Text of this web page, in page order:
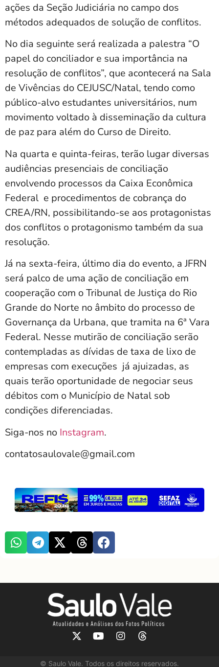
ações da Seção Judiciária no campo dos
métodos adequados de solução de conflitos.
No dia seguinte será realizada a palestra “O
papel do conciliador e sua importância na
resolução de conflitos”, que acontecerá na Sala
de Vivências do CEJUSC/Natal, tendo como
público-alvo estudantes universitários, num
movimento voltado à disseminação da cultura
de paz para além do Curso de Direito.
Na quarta e quinta-feiras, terão lugar diversas
audiências presenciais de conciliação
envolvendo processos da Caixa Econômica
Federal e procedimentos de cobrança do
CREA/RN, possibilitando-se aos protagonistas
dos conflitos o protagonismo também da sua
resolução.
Já na sexta-feira, último dia do evento, a JFRN
será palco de uma ação de conciliação em
cooperação com o Tribunal de Justiça do Rio
Grande do Norte no âmbito do processo de
Governança da Urbana, que tramita na 6ª Vara
Federal. Nesse mutirão de conciliação serão
contempladas as dívidas de taxa de lixo de
empresas com execuções já ajuizadas, as
quais terão oportunidade de negociar seus
débitos com o Município de Natal sob
condições diferenciadas.
Siga-nos no Instagram.
contatosaulovale@gmail.com
© Saulo Vale. Todos os direitos reservados.